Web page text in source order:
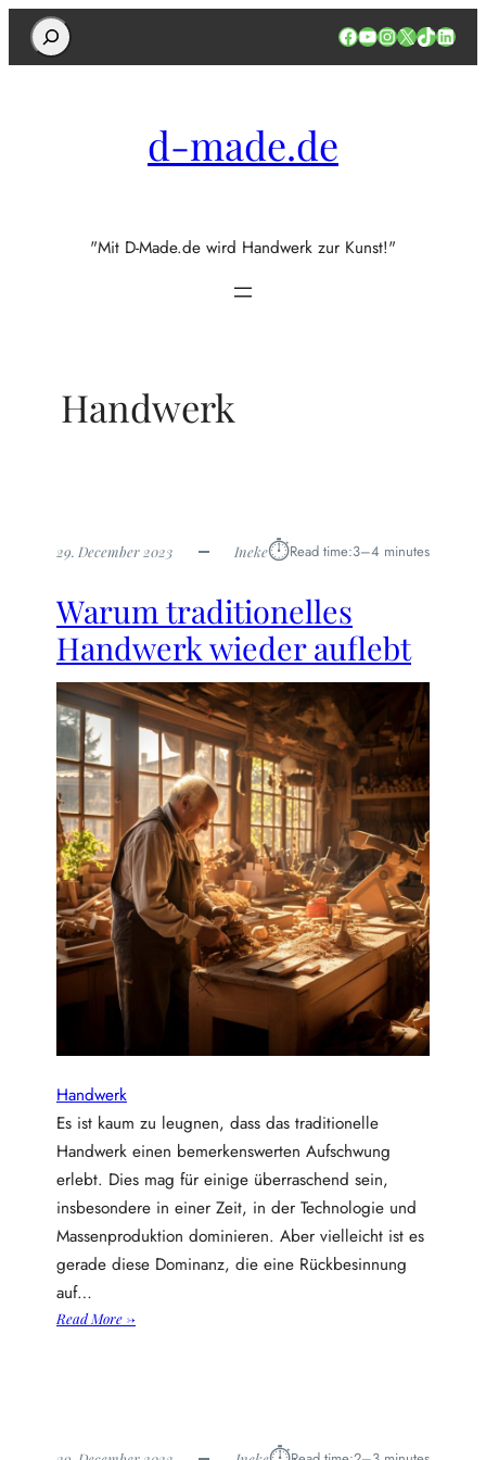
Search Facebook
YouTube
Instagram
X TikTok
d-made.de
"Mit D-Made.de wird Handwerk zur Kunst!"
Handwerk
29. December 2023 Ineke⏱︎Read time:3–4 minutes
Warum traditionelles
Handwerk wieder auflebt
Handwerk
Es ist kaum zu leugnen, dass das traditionelle
Handwerk einen bemerkenswerten Aufschwung
erlebt. Dies mag für einige überraschend sein,
insbesondere in einer Zeit, in der Technologie und
Massenproduktion dominieren. Aber vielleicht ist es
gerade diese Dominanz, die eine Rückbesinnung
auf…
Read More →: